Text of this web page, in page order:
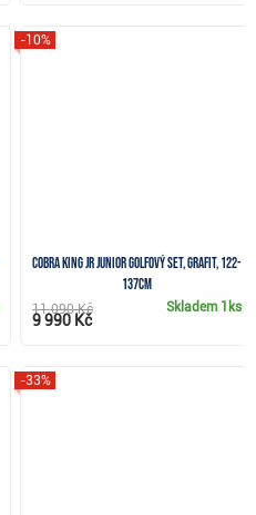
Cobra KING JR junior golfový set, grafit, 122-
137cm
-10%
Skladem 1ks
11 090 Kč
9 990 Kč
-33%